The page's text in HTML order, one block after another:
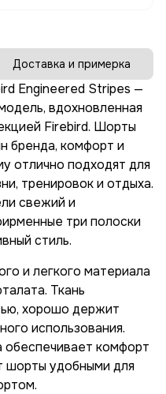
Доставка и примерка
Engineered Stripes —
вдохновленная
Firebird. Шорты
бренда, комфорт и
отлично подходят для
тренировок и отдыха.
свежий и
три полоски
стиль.
и легкого материала
Ткань
хорошо держит
использования.
обеспечивает комфорт
шорты удобными для